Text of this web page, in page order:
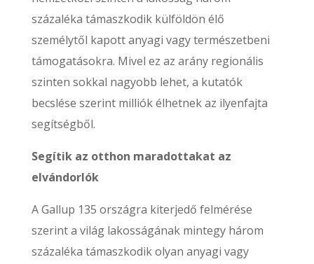
százaléka támaszkodik külföldön élő
személytől kapott anyagi vagy természetbeni
támogatásokra. Mivel ez az arány regionális
szinten sokkal nagyobb lehet, a kutatók
becslése szerint milliók élhetnek az ilyenfajta
segítségből.
Segítik az otthon maradottakat az
elvándorlók
A Gallup 135 országra kiterjedő felmérése
szerint a világ lakosságának mintegy három
százaléka támaszkodik olyan anyagi vagy